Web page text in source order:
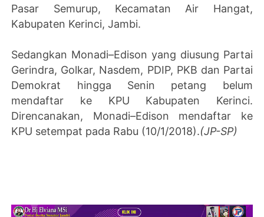
Pasar Semurup, Kecamatan Air Hangat,
Kabupaten Kerinci, Jambi.
Sedangkan Monadi–Edison yang diusung Partai
Gerindra, Golkar, Nasdem, PDIP, PKB dan Partai
Demokrat hingga Senin petang belum
mendaftar ke KPU Kabupaten Kerinci.
Direncanakan, Monadi–Edison mendaftar ke
KPU setempat pada Rabu (10/1/2018).(JP-SP)